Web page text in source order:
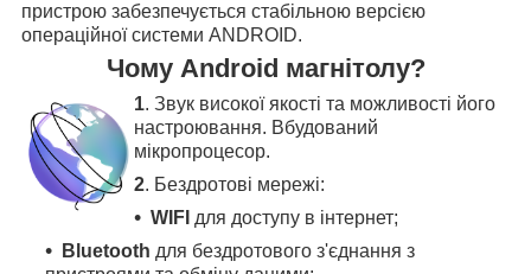
пристрою забезпечується стабільною версією
операційної системи ANDROID.
Чому Android магнітолу?
1. Звук високої якості та можливості його
настроювання. Вбудований
мікропроцесор.
2. Бездротові мережі:
WIFI для доступу в інтернет;
Bluetooth для бездротового з'єднання з